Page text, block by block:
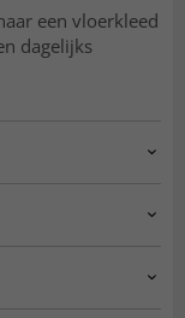
een vloerkleed
dagelijks